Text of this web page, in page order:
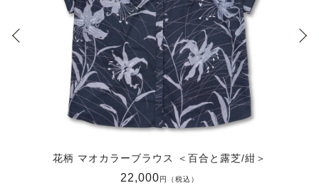
花柄 マオカラーブラウス ＜百合と露芝/紺＞
22,000円（税込）